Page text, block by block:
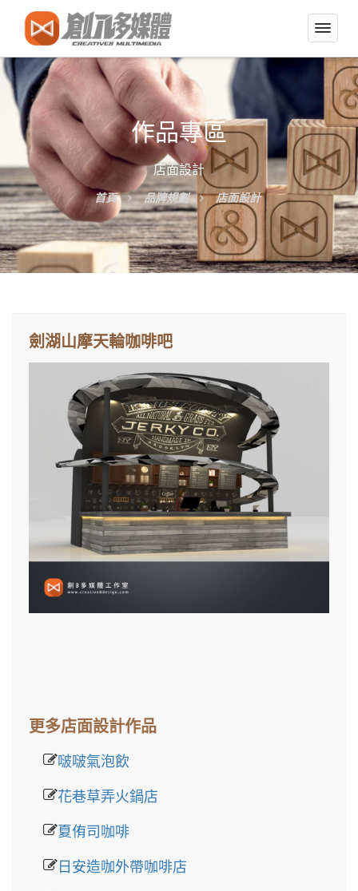
切
換
導
選
單
作品專區
店面設計
首頁 品牌規劃 店面設計
劍湖山摩天輪咖啡吧
更多店面設計作品
啵啵氣泡飲
花巷草弄火鍋店
夏侑司咖啡
日安造咖外帶咖啡店